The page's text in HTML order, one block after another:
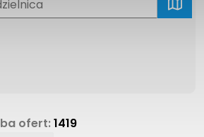
ofert:1419